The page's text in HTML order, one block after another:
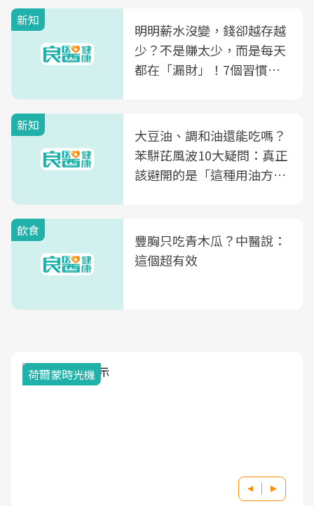
新知
明明薪水沒變，錢卻越存越
少？不是賺太少，而是每天
都在「漏財」！7個習慣一
新知
大豆油、調和油還能吃嗎？
苯駢芘風波10大疑問：真正
該避開的是「這種用油方
飲食
豐胸只吃青木瓜？中醫說：
這個超有效
荷爾蒙時光機